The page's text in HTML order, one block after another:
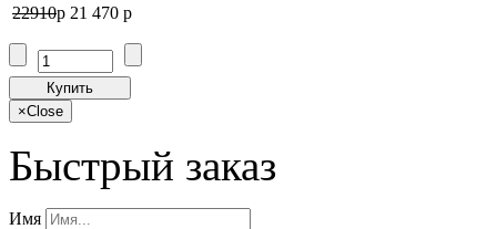
22910p 21 470 p
Купить
×Close
Быстрый заказ
Имя